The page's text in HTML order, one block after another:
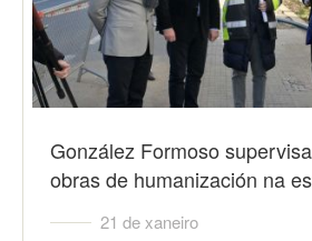
González Formoso
obras de humanización na
21 de xaneiro